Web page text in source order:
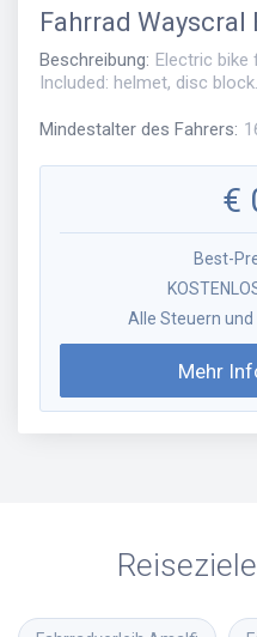
Fahrrad Wayscral
Beschreibung: Electric
Included: helmet, disc block.
Mindestalter des Fahrers:
€
Best-
Alle Steuern
Mehr